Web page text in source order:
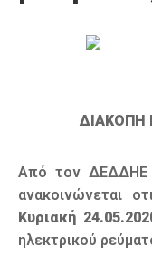
ΔΙΑΚΟΠΗ
Από τον ΔΕΔΔΗΕ
ανακοινώνεται
Κυριακή
ηλεκτρικού